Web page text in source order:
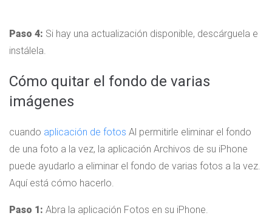
Paso 4: Si hay una actualización disponible, descárguela e
instálela.
Cómo quitar el fondo de varias
imágenes
cuando aplicación de fotos Al permitirle eliminar el fondo
de una foto a la vez, la aplicación Archivos de su iPhone
puede ayudarlo a eliminar el fondo de varias fotos a la vez.
Aquí está cómo hacerlo.
Paso 1: Abra la aplicación Fotos en su iPhone.